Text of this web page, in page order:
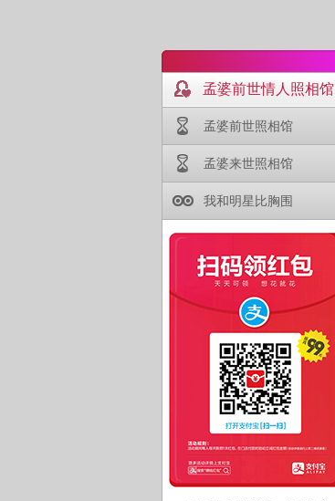
孟婆前世情人照相馆
孟婆前世照相馆
孟婆来世照相馆
我和明星比胸围